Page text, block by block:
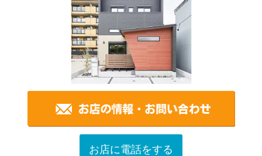
お店に電話をする